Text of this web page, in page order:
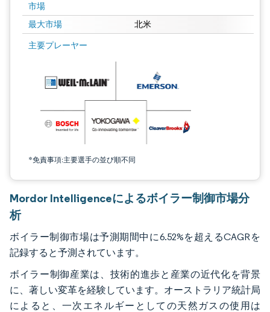
市場
最大市場 北米
主要プレーヤー
*免責事項:主要選手の並び順不同
画像 © Mordor Intelligence。再利用にはCC BY 4.0の表示が必要です。
Mordor Intelligenceによるボイラー制御市場分
析
ボイラー制御市場は予測期間中に6.52%を超えるCAGRを
記録すると予測されています。
ボイラー制御産業は、技術的進歩と産業の近代化を背景
に、著しい変革を経験しています。オーストラリア統計局
によると、一次エネルギーとしての天然ガスの使用は